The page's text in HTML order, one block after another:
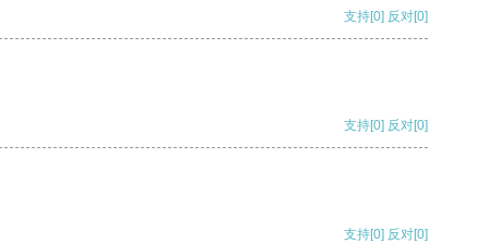
支持[0] 反对[0]
支持[0] 反对[0]
支持[0] 反对[0]